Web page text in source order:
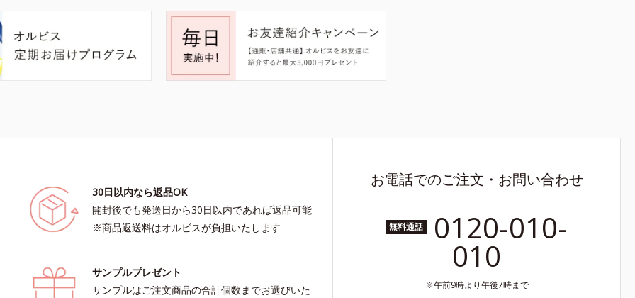
30日以内なら返品OK
開封後でも発送日から30日以内であれば返品可能
※商品返送料はオルビスが負担いたします
サンプルプレゼント
サンプルはご注文商品の合計個数までお選びいた
お電話でのご注文・お問い合わせ
無料通話 0120-010-
010
午前9時より午後7時まで